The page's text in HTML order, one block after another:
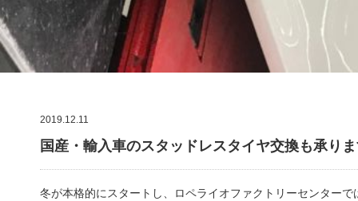
2019.12.11
国産・輸入車のスタッドレスタイヤ交換も承り
冬が本格的にスタートし、ロペライオファクトリーセンター